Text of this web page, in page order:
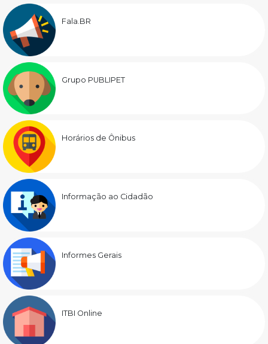
Fala.BR
Grupo PUBLIPET
Horários de Ônibus
Informação ao Cidadão
Informes Gerais
ITBI Online